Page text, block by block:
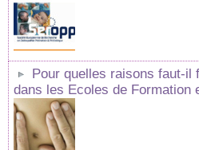
Pour quelles raisons faut-il
dans les Ecoles de Formation